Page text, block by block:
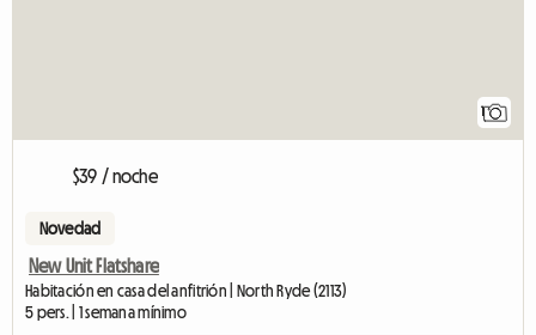
1
$39 / noche
Novedad
New Unit Flatshare
Habitación en casa del anfitrión | North Ryde (2113)
5 pers. | 1 semana mínimo